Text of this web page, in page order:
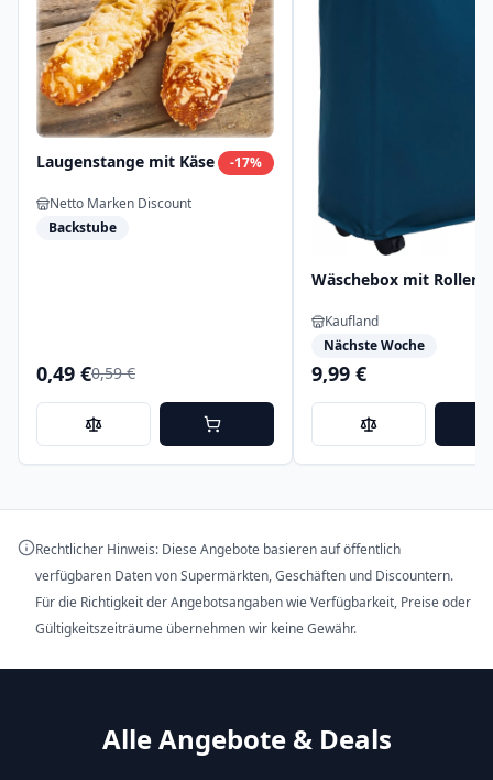
Laugenstange mit Käse -17%
Netto Marken Discount
Backstube
0,49 €0,59 €
Wäschebox mit Rollen
Kaufland
Nächste Woche
9,99 €
Rechtlicher Hinweis: Diese Angebote basieren auf öffentlich
verfügbaren Daten von Supermärkten, Geschäften und Discountern.
Für die Richtigkeit der Angebotsangaben wie Verfügbarkeit, Preise oder
Gültigkeitszeiträume übernehmen wir keine Gewähr.
Alle Angebote & Deals